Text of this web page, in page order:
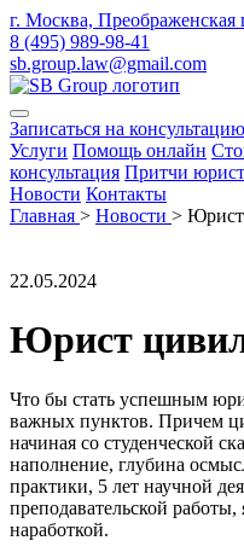
г. Москва,
8 (495) 989-98-41
sb.group.law@gmail.com
Записаться на консультацию
Услуги Помощь онлайн
консультация Притчи
Новости Контакты
Главная > Новости > Юрист
22.05.2024
Юрист
Что бы стать успешным
важных пунктов. Причем
начиная со студенческой
наполнение, глубина
практики, 5 лет научной
преподавательской работы,
наработкой.